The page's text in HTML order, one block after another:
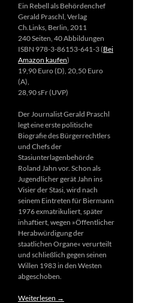
Ein Rebell als Behördenchef
Gerald Praschl, Verlag
Ch.Links, Berlin, 2011
240 Seiten, 40 Abbildungen
ISBN 978-3-86153-641-3 (Bei
Amazon kaufen)
19,90 Euro (D), 20,50 Euro
(A),
28,90 sFr (UVP)
Der Journalist Gerald Praschl
legt eine erste politische
Biografie des Bürgerrechtlers
und Chefs der
Stasiunterlagenbehörde
Roland Jahn vor. Schon als
Jugendlicher gerät Jahn ins
Visier der Stasi, wird nach
seinem Eintreten für Biermann
1976 exmatrikuliert, später
inhaftiert, wegen »Öffentlicher
Herabwürdigung der
staatlichen Organe« verurteilt
und schließlich gegen seinen
Willen 1983 in den Westen
abgeschoben.
Weiterlesen →